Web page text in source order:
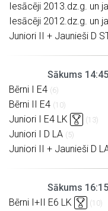
Iesācēji 2013.dz.g. un
Iesācēji 2012.dz.g. un
Juniori II + Jaunieši D
Sākums
Bērni I E4 (6)
Bērni II E4 (10)
Juniori I E4 LK (13)
Juniori I D LA (5)
Juniori II + Jaunieši D
Sākums
Bērni I+II E6 LK
(10)